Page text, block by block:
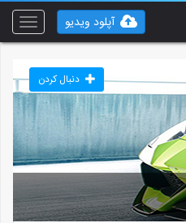
Toggle
آپلود ویدیو
دنبال کردن